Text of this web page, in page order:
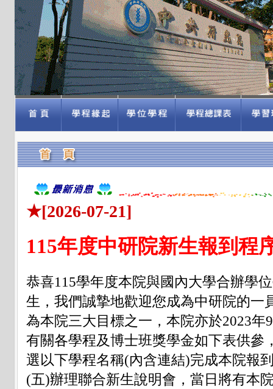
★[2026-07-21]
115年度中研院新生報到程
恭喜115學年度本院與國內大學合辦學
生，我們誠摯地歡迎您成為中研院的一
為本院三大目標之一，本院亦於2023年
有關各學程及博士班獎學金如下表供參
選以下學程名稱(內含連結)完成本院報
(五)辦理聯合新生說明會，當日將有本